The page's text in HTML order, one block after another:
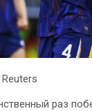
раз